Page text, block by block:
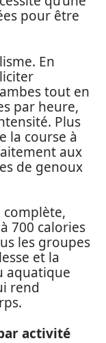
pour être
En
tout en
par heure,
Plus
la course à
aux
de genoux
complète,
700 calories
les groupes
et la
aquatique
rend
activité